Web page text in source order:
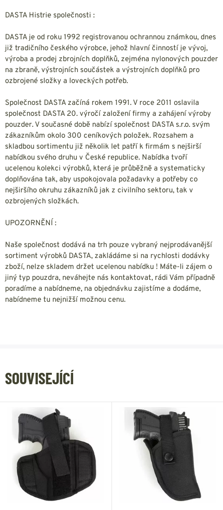
DASTA Histrie společnosti :
DASTA je od roku 1992 registrovanou ochrannou známkou, dnes
již tradičního českého výrobce, jehož hlavní činností je vývoj,
výroba a prodej zbrojních doplňků, zejména nylonových pouzder
na zbraně, výstrojních součástek a výstrojních doplňků pro
ozbrojené složky a loveckých potřeb.
Společnost DASTA začíná rokem 1991. V roce 2011 oslavila
společnost DASTA 20. výročí založení firmy a zahájení výroby
pouzder. V současné době nabízí společnost DASTA s.r.o. svým
zákazníkům okolo 300 ceníkových položek. Rozsahem a
skladbou sortimentu již několik let patří k firmám s nejširší
nabídkou svého druhu v České republice. Nabídka tvoří
ucelenou kolekci výrobků, která je průběžně a systematicky
doplňována tak, aby uspokojovala požadavky a potřeby co
nejširšího okruhu zákazníků jak z civilního sektoru, tak v
ozbrojených složkách.
UPOZORNĚNÍ :
Naše společnost dodává na trh pouze vybraný nejprodávanější
sortiment výrobků DASTA, zakládáme si na rychlosti dodávky
zboží, nelze skladem držet ucelenou nabídku ! Máte-li zájem o
jiný typ pouzdra, neváhejte nás kontaktovat, rádi Vám případně
poradíme a nabídneme, na objednávku zajistíme a dodáme,
nabídneme tu nejnižší možnou cenu.
SOUVISEJÍCÍ